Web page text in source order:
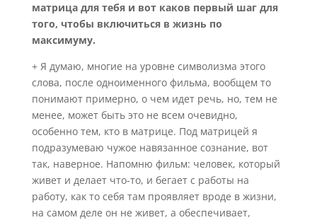
матрица для тебя и вот каков первый шаг для
того, чтобы включиться в жизнь по
максимуму.
+ Я думаю, многие на уровне символизма этого
слова, после одноименного фильма, вообщем то
понимают примерно, о чем идет речь, но, тем не
менее, может быть это не всем очевидно,
особенно тем, кто в матрице. Под матрицей я
подразумеваю чужое навязанное сознание, вот
так, наверное. Напомню фильм: человек, который
живет и делает что-то, и бегает с работы на
работу, как то себя там проявляет вроде в жизни,
на самом деле он не живет, а обеспечивает,